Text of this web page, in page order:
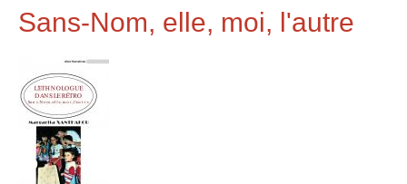
Sans-Nom, elle, moi, l'autre